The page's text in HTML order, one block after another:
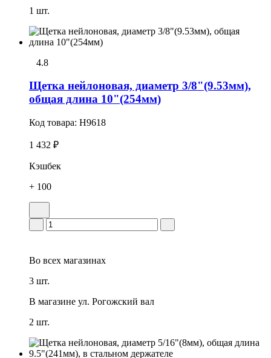
1 шт.
4.8
Щетка нейлоновая, диаметр 3/8"(9.53мм),
общая длина 10"(254мм)
Код товара: H9618
1 432 ₽
Кэшбек
+ 100
Во всех магазинах
3 шт.
В магазине ул. Рогожский вал
2 шт.